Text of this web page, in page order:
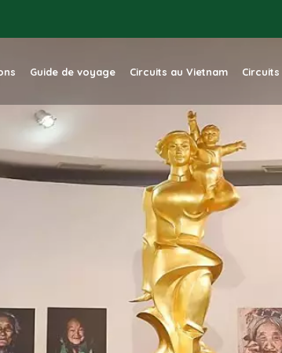
Guide de voyage Circuits au Vietnam